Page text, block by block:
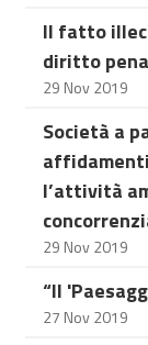
Il fatto
diritto
29 Nov 2019
Società a
l’attività
29 Nov 2019
“Il
27 Nov 2019